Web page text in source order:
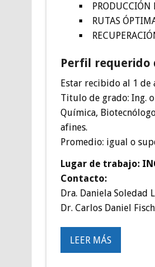
PRODUCCIÓN
RUTAS
Perfil
Estar recibido al 1
Titulo de grado: Ing.
Química,
afines.
Promedio: igual o
Lugar de trabajo:
Contacto:
Dra. Daniela Soledad
Dr. Carlos Daniel
LEER MÁS